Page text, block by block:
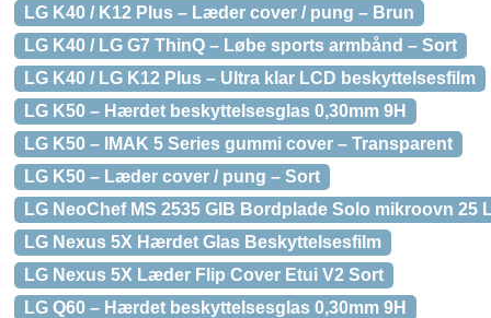
LG K40 / K12 Plus – Læder cover / pung – Brun
LG K40 / LG G7 ThinQ – Løbe sports armbånd – Sort
LG K40 / LG K12 Plus – Ultra klar LCD beskyttelsesfilm
LG K50 – Hærdet beskyttelsesglas 0,30mm 9H
LG K50 – IMAK 5 Series gummi cover – Transparent
LG K50 – Læder cover / pung – Sort
LG NeoChef MS 2535 GIB Bordplade Solo mikroovn 25
LG Nexus 5X Hærdet Glas Beskyttelsesfilm
LG Nexus 5X Læder Flip Cover Etui V2 Sort
LG Q60 – Hærdet beskyttelsesglas 0,30mm 9H